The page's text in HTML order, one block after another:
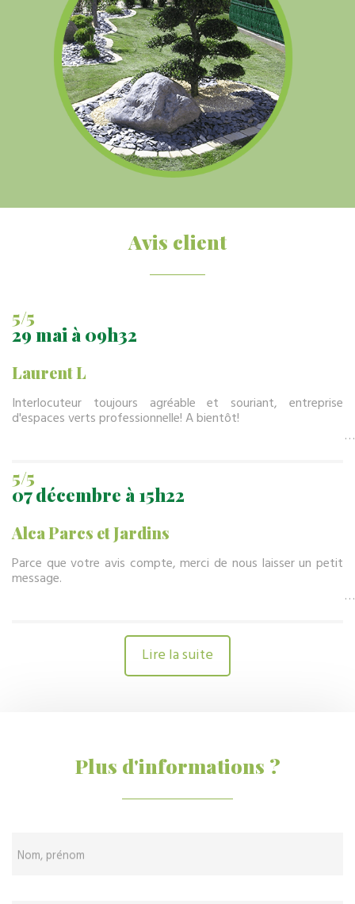
Avis client
5/5
29 mai à 09h32
Laurent L
Interlocuteur toujours agréable et souriant, entreprise
d'espaces verts professionnelle! A bientôt!
5/5
07 décembre à 15h22
Alca Parcs et Jardins
Parce que votre avis compte, merci de nous laisser un petit
message.
Lire la suite
Plus d'informations ?
Nom, prénom